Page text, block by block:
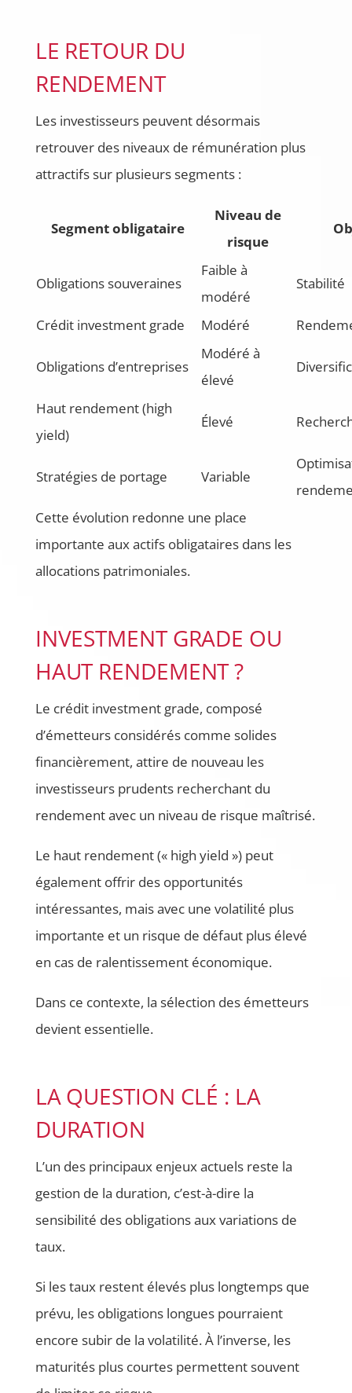
LE RETOUR DU
RENDEMENT
Les investisseurs peuvent désormais
retrouver des niveaux de rémunération plus
attractifs sur plusieurs segments :
Segment obligataire
Niveau de
risque
Obligations souveraines
Faible à
modéré
Stabilité
Crédit investment grade Modéré
Obligations d’entreprises
Modéré à
élevé
Haut rendement (high
yield)
Élevé
Stratégies de portage Variable
Cette évolution redonne une place
importante aux actifs obligataires dans les
allocations patrimoniales.
INVESTMENT GRADE OU
HAUT RENDEMENT ?
Le crédit investment grade, composé
d’émetteurs considérés comme solides
financièrement, attire de nouveau les
investisseurs prudents recherchant du
rendement avec un niveau de risque maîtrisé.
Le haut rendement (« high yield ») peut
également offrir des opportunités
intéressantes, mais avec une volatilité plus
importante et un risque de défaut plus élevé
en cas de ralentissement économique.
Dans ce contexte, la sélection des émetteurs
devient essentielle.
LA QUESTION CLÉ : LA
DURATION
L’un des principaux enjeux actuels reste la
gestion de la duration, c’est-à-dire la
sensibilité des obligations aux variations de
taux.
Si les taux restent élevés plus longtemps que
prévu, les obligations longues pourraient
encore subir de la volatilité. À l’inverse, les
maturités plus courtes permettent souvent